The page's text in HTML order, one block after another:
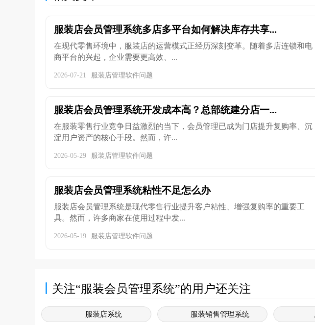
服装店会员管理系统多店多平台如何解决库存共享...
在现代零售环境中，服装店的运营模式正经历深刻变革。随着多店连锁和电
商平台的兴起，企业需要更高效、...
2026-07-21 服装店管理软件问题
服装店会员管理系统开发成本高？总部统建分店一...
在服装零售行业竞争日益激烈的当下，会员管理已成为门店提升复购率、沉
淀用户资产的核心手段。然而，许...
2026-05-29 服装店管理软件问题
服装店会员管理系统粘性不足怎么办
服装店会员管理系统是现代零售行业提升客户粘性、增强复购率的重要工
具。然而，许多商家在使用过程中发...
2026-05-19 服装店管理软件问题
关注“服装会员管理系统”的用户还关注
服装店系统 服装销售管理系统